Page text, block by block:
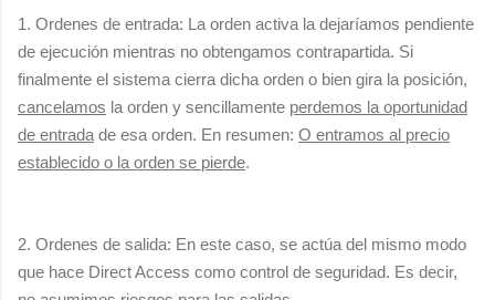
1. Ordenes de entrada: La orden activa la dejaríamos pendiente
de ejecución mientras no obtengamos contrapartida. Si
finalmente el sistema cierra dicha orden o bien gira la posición,
cancelamos la orden y sencillamente perdemos la oportunidad
de entrada de esa orden. En resumen: O entramos al precio
establecido o la orden se pierde.
2. Ordenes de salida: En este caso, se actúa del mismo modo
que hace Direct Access como control de seguridad. Es decir,